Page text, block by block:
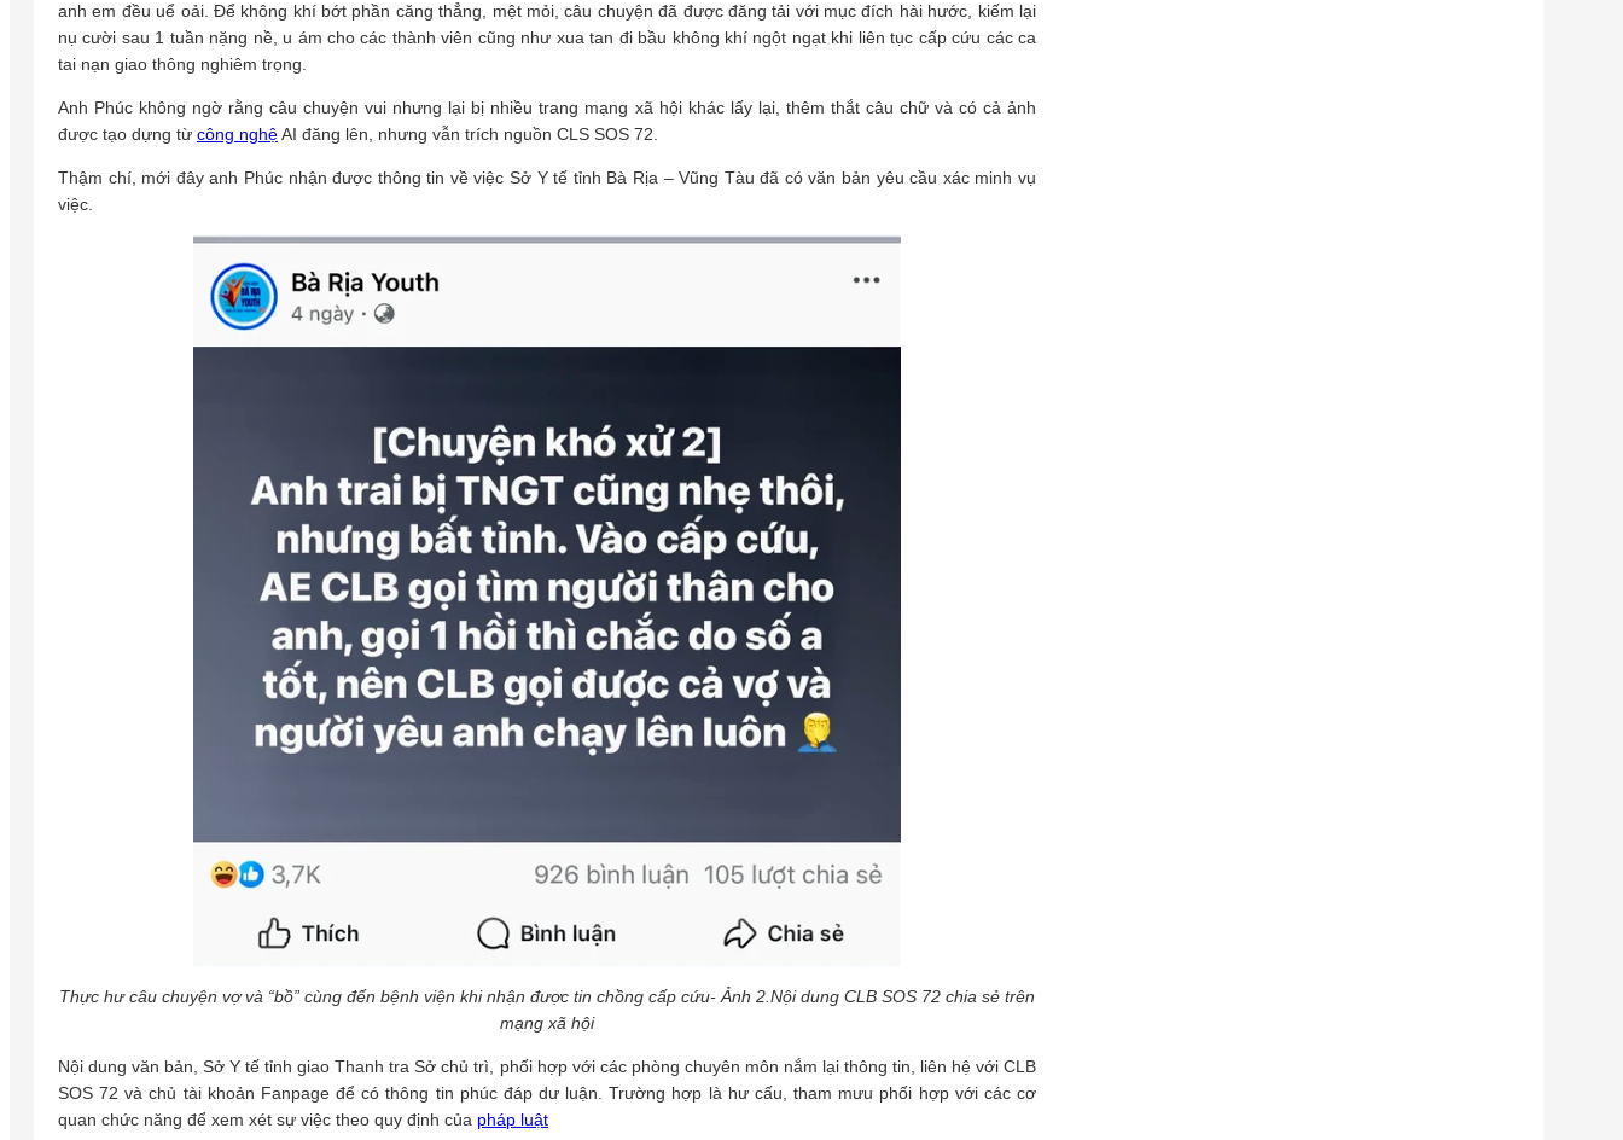
anh em đều uể oải. Để không khí bớt phần căng thẳng, mệt mỏi, câu chuyện đã được đăng tải với mục đích hài hước, kiếm lại
nụ cười sau 1 tuần nặng nề, u ám cho các thành viên cũng như xua tan đi bầu không khí ngột ngạt khi liên tục cấp cứu các ca
tai nạn giao thông nghiêm trọng.
Anh Phúc không ngờ rằng câu chuyện vui nhưng lại bị nhiều trang mạng xã hội khác lấy lại, thêm thắt câu chữ và có cả ảnh
được tạo dựng từ công nghệAI đăng lên, nhưng vẫn trích nguồn CLS SOS 72.
Thậm chí, mới đây anh Phúc nhận được thông tin về việc Sở Y tế tỉnh Bà Rịa – Vũng Tàu đã có văn bản yêu cầu xác minh vụ
việc.
Thực hư câu chuyện vợ và “bồ” cùng đến bệnh viện khi nhận được tin chồng cấp cứu- Ảnh 2.Nội dung CLB SOS 72 chia sẻ trên
mạng xã hội
Nội dung văn bản, Sở Y tế tỉnh giao Thanh tra Sở chủ trì, phối hợp với các phòng chuyên môn nắm lại thông tin, liên hệ với CLB
SOS 72 và chủ tài khoản Fanpage để có thông tin phúc đáp dư luận. Trường hợp là hư cấu, tham mưu phối hợp với các cơ
quan chức năng để xem xét sự việc theo quy định của pháp luật